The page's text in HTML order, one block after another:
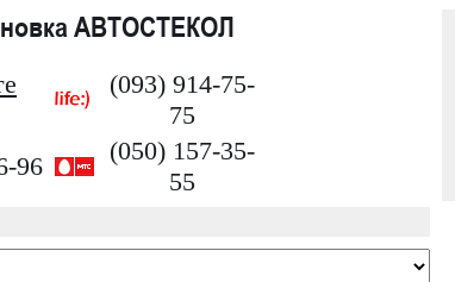
АВТОСТЕКОЛ
(093) 914-75-
75
96
(050) 157-35-
55